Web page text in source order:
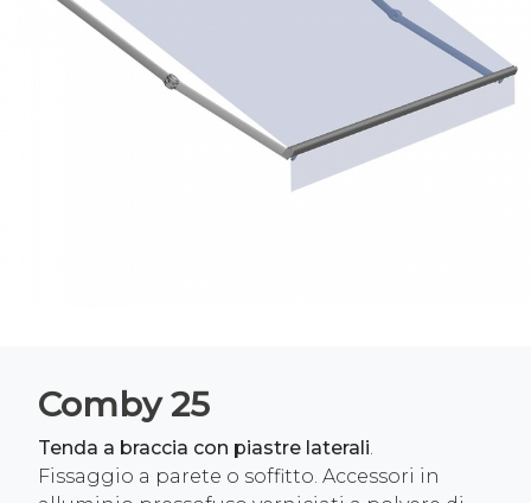
Comby 25
Tenda a braccia con piastre laterali.
Fissaggio a parete o soffitto. Accessori in